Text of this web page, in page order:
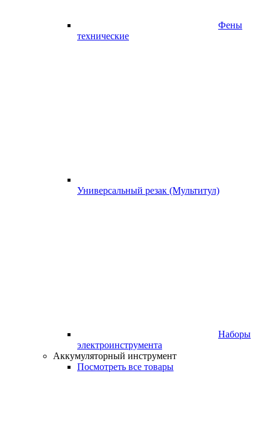
Фены
технические
Универсальный резак (Мультитул)
Наборы
электроинструмента
Аккумуляторный инструмент
Посмотреть все товары